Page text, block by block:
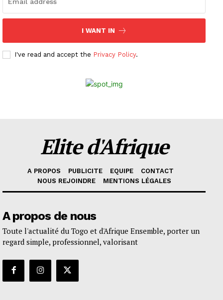
I WANT IN
I've read and accept the Privacy Policy.
Elite d'Afrique
A PROPOS PUBLICITE EQUIPE
CONTACT
NOUS REJOINDRE
MENTIONS LÉGALES
A propos de nous
Toute l'actualité du Togo et d'Afrique Ensemble, porter un
regard simple, professionnel, valorisant